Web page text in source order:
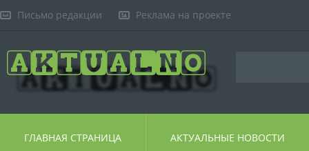
Письмо редакции Реклама на проекте
ГЛАВНАЯ СТРАНИЦА АКТУАЛЬНЫЕ НОВОСТИ